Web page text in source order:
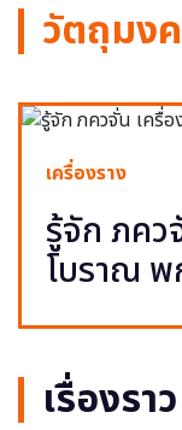
วัตถุมง
เครื่องราง
รู้จัก ภคว
โบราณ พ
เรื่องรา